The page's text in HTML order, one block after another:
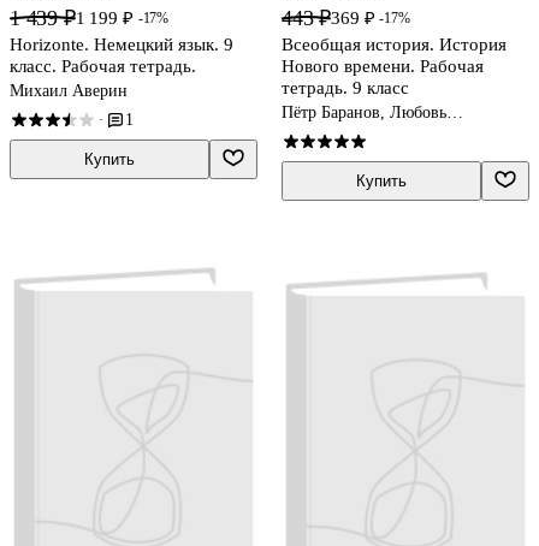
1 439 ₽1 199 ₽ -17%
Horizonte. Немецкий язык. 9
класс. Рабочая тетрадь.
Михаил Аверин
· 1
Купить
443 ₽369 ₽ -17%
Всеобщая история. История
Нового времени. Рабочая
тетрадь. 9 класс
Пётр Баранов, Любовь
Ванюшкина, Анна Юдовская
Купить